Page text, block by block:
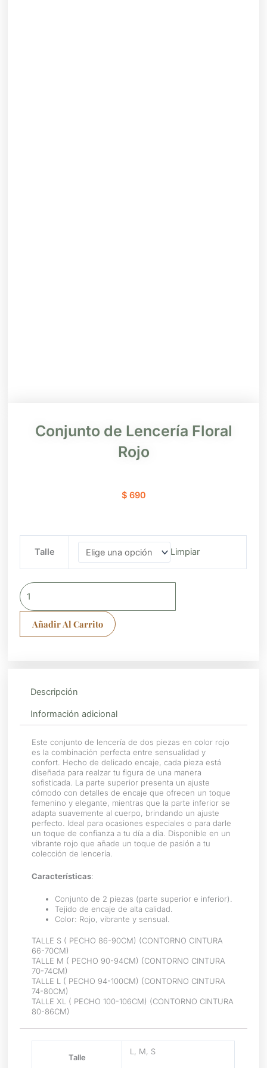
Conjunto de Lencería Floral
Rojo
$690
Talle Limpiar
Lencería
Floral
Rojo
cantidad
Añadir Al Carrito
Descripción
Información adicional
Este conjunto de lencería de dos piezas en color rojo
es la combinación perfecta entre sensualidad y
confort. Hecho de delicado encaje, cada pieza está
diseñada para realzar tu figura de una manera
sofisticada. La parte superior presenta un ajuste
cómodo con detalles de encaje que ofrecen un toque
femenino y elegante, mientras que la parte inferior se
adapta suavemente al cuerpo, brindando un ajuste
perfecto. Ideal para ocasiones especiales o para darle
un toque de confianza a tu día a día. Disponible en un
vibrante rojo que añade un toque de pasión a tu
colección de lencería.
Características:
Conjunto de 2 piezas (parte superior e inferior).
Tejido de encaje de alta calidad.
Color: Rojo, vibrante y sensual.
TALLE S ( PECHO 86-90CM) (CONTORNO CINTURA
66-70CM)
TALLE M ( PECHO 90-94CM) (CONTORNO CINTURA
70-74CM)
TALLE L ( PECHO 94-100CM) (CONTORNO CINTURA
74-80CM)
TALLE XL ( PECHO 100-106CM) (CONTORNO CINTURA
80-86CM)
Talle
L, M, S